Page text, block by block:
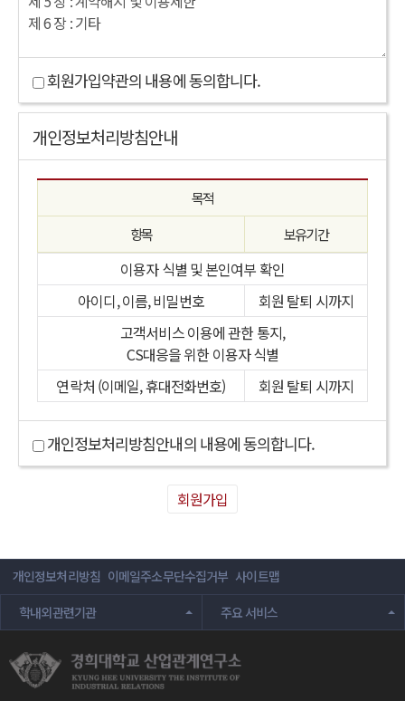
회원가입약관의 내용에 동의합니다.
개인정보처리방침안내
목적
항목
보유기간
이용자 식별 및 본인여부 확인
아이디, 이름, 비밀번호
회원 탈퇴 시까지
고객서비스 이용에 관한 통지,
CS대응을 위한 이용자 식별
연락처 (이메일, 휴대전화번호)
회원 탈퇴 시까지
개인정보처리방침안내의 내용에 동의합니다.
개인정보처리방침 이메일주소무단수집거부 사이트맵
학내외관련기관
주요 서비스